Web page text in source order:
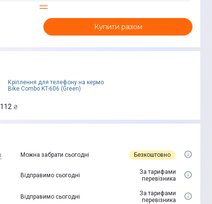
Купити разом
Кріплення для телефону на кермо
Bike Combo KT-606 (Green)
112 ₴
Можна забрати сьогодні Безкоштовно
Відправимо сьогодні
За тарифами
перевізника
Відправимо сьогодні
За тарифами
перевізника